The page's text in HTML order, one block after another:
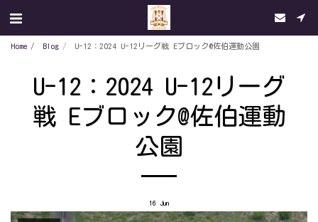
Home Blog U-12：2024 U-12リーグ戦 Eブロック@佐伯運動公園
U-12：2024 U-12リーグ
戦 Eブロック@佐伯運動
公園
16 Jun